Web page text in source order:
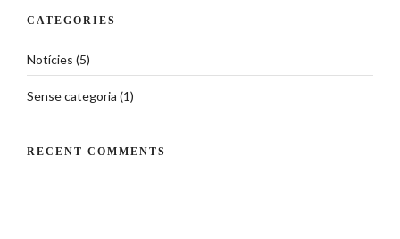
CATEGORIES
Notícies (5)
Sense categoria (1)
RECENT COMMENTS